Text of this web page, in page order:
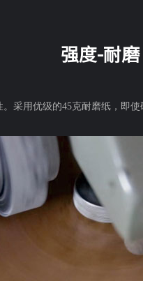
强度-耐磨
采用优级的45克耐磨纸，即